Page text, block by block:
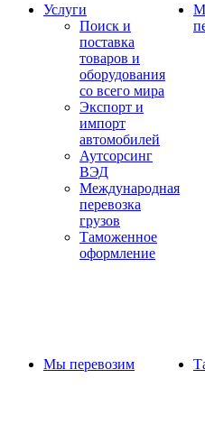
Услуги
Поиск и
поставка
товаров и
оборудования
со всего мира
Экспорт и
импорт
автомобилей
Аутсорсинг
ВЭД
Международная
перевозка
грузов
Таможенное
оформление
Мы перевозим